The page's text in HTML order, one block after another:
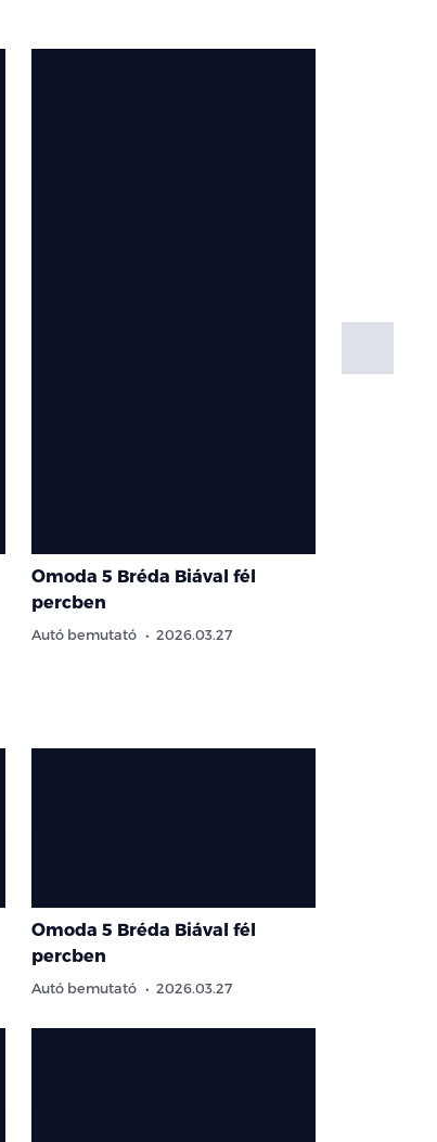
Omoda 5 Bréda Biával fél
percben
Autó bemutató 2026.03.27
Omoda 5 Bréda Biával fél
percben
Autó bemutató 2026.03.27